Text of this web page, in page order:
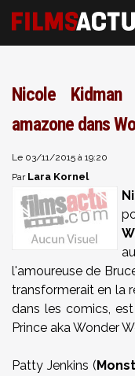
Nicole
amazone dans
Le 03/11/2015 à 19:20
Par Lara Kornel
l'amoureuse de
transformerait en la
dans les comics,
Prince aka Wonder
Patty Jenkins (